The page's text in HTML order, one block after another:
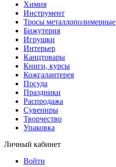
Химия
Инструмент
Тросы металлополимерные
Бижутерия
Игрушки
Интерьер
Канцтовары
Книги, курсы
Кожгалантерея
Посуда
Праздники
Распродажа
Сувениры
Творчество
Упаковка
Личный кабинет
Войти